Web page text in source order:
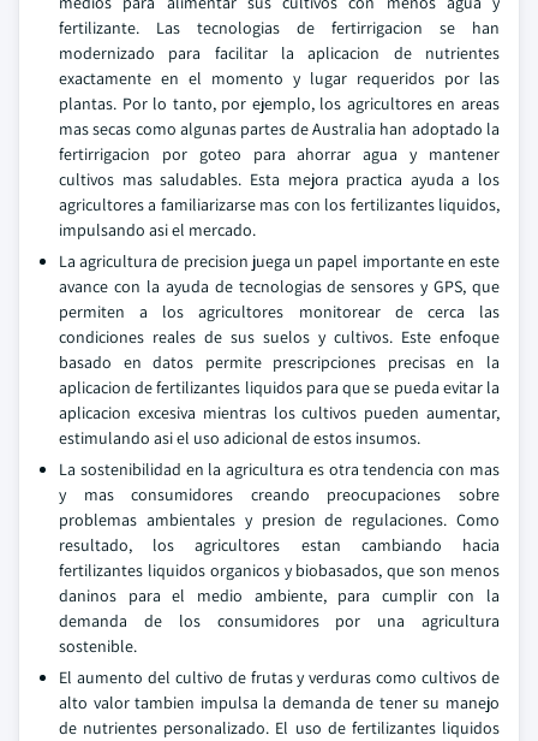
fertilizante. Las tecnologias de fertirrigacion se han
modernizado para facilitar la aplicacion de nutrientes
exactamente en el momento y lugar requeridos por las
plantas. Por lo tanto, por ejemplo, los agricultores en areas
mas secas como algunas partes de Australia han adoptado la
fertirrigacion por goteo para ahorrar agua y mantener
cultivos mas saludables. Esta mejora practica ayuda a los
agricultores a familiarizarse mas con los fertilizantes liquidos,
impulsando asi el mercado.
La agricultura de precision juega un papel importante en este
avance con la ayuda de tecnologias de sensores y GPS, que
permiten a los agricultores monitorear de cerca las
condiciones reales de sus suelos y cultivos. Este enfoque
basado en datos permite prescripciones precisas en la
aplicacion de fertilizantes liquidos para que se pueda evitar la
aplicacion excesiva mientras los cultivos pueden aumentar,
estimulando asi el uso adicional de estos insumos.
La sostenibilidad en la agricultura es otra tendencia con mas
y mas consumidores creando preocupaciones sobre
problemas ambientales y presion de regulaciones. Como
resultado, los agricultores estan cambiando hacia
fertilizantes liquidos organicos y biobasados, que son menos
daninos para el medio ambiente, para cumplir con la
demanda de los consumidores por una agricultura
sostenible.
El aumento del cultivo de frutas y verduras como cultivos de
alto valor tambien impulsa la demanda de tener su manejo
de nutrientes personalizado. El uso de fertilizantes liquidos